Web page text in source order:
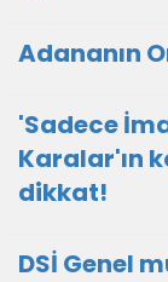
Adananın
'Sadece
Karalar'ın
dikkat!
DSİ Genel